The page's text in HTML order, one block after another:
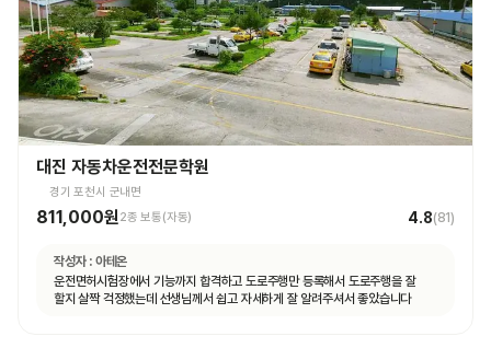
대진 자동차운전전문학원
경기 포천시 군내면
811,000원2종 보통(자동) 4.8(81)
작성자 : 아테온
운전면허시험장에서 기능까지 합격하고 도로주행만 등록해서 도로주행을 잘
할지 살짝 걱정했는데 선생님께서 쉽고 자세하게 잘 알려주셔서 좋았습니다